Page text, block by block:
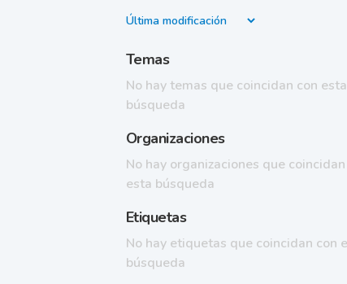
Temas
No hay temas que coincidan con esta
búsqueda
Organizaciones
No hay organizaciones que
esta búsqueda
Etiquetas
No hay etiquetas que coincidan con
búsqueda